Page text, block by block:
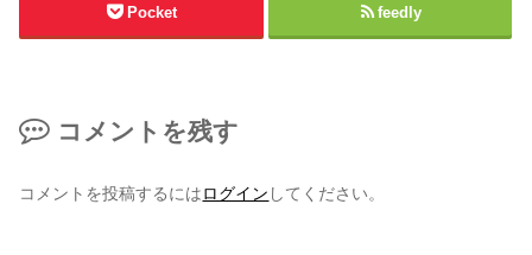
Pocket feedly
コメントを残す
コメントを投稿するにはログイン してください。